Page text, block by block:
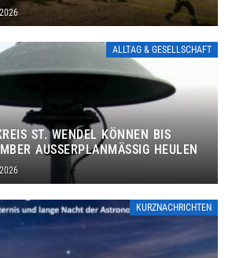
ALLTAG & GESELLSCHAFT
ST. WENDEL KÖNNEN BIS
AUSSERPLANMÄSSIG HEULEN
KURZNACHRICHTEN